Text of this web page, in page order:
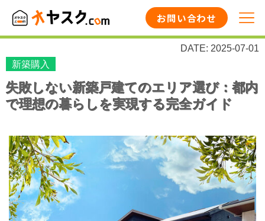
お問い合わせ
DATE: 2025-07-01
新築購入
失敗しない新築戸建てのエリア選び：都内
で理想の暮らしを実現する完全ガイド